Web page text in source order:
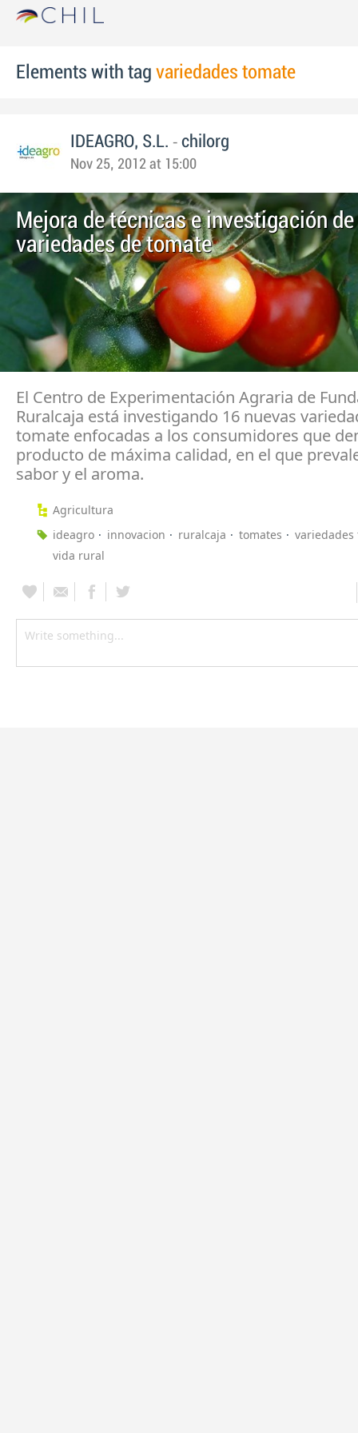
Elements with tag variedades tomate
IDEAGRO, S.L. - chilorg
Nov 25, 2012 at 15:00
Mejora de técnicas e investigación
variedades de tomate
El Centro de Experimentación Agraria de
Ruralcaja está investigando 16 nuevas
tomate enfocadas a los consumidores que
producto de máxima calidad, en el que
sabor y el aroma.
Agricultura
ideagro
innovacion ruralcaja tomates
variedades
vida rural